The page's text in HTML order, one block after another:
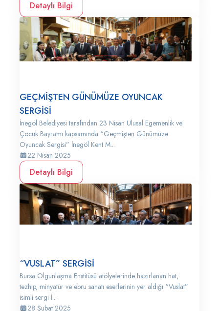
Detaylı Bilgi
GEÇMİŞTEN GÜNÜMÜZE OYUNCAK
SERGİSİ
İnegöl Belediyesi tarafından 23 Nisan Ulusal Egemenlik ve
Çocuk Bayramı kapsamında “Geçmişten Günümüze
Oyuncak Sergisi” İnegöl Kent M...
22 Nisan 2025
Detaylı Bilgi
“VUSLAT” SERGİSİ
Bursa Olgunlaşma Enstitüsü atölyelerinde hazırlanan hat,
tezhip, minyatür ve ebru sanatı eserlerinin yer aldığı “Vuslat”
isimli sergi İ...
28 Şubat 2025